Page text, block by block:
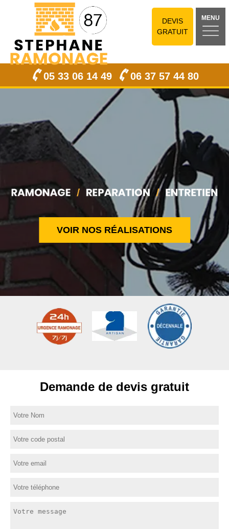
DEVIS
GRATUIT
MENU
05 33 06 14 49 06 37 57 44 80
VOIR NOS RÉALISATIONS
Demande de devis gratuit